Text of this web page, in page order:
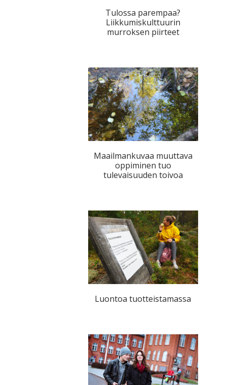
Tulossa parempaa?
Liikkumiskulttuurin
murroksen piirteet
Maailmankuvaa muuttava
oppiminen tuo
tulevaisuuden toivoa
Luontoa tuotteistamassa